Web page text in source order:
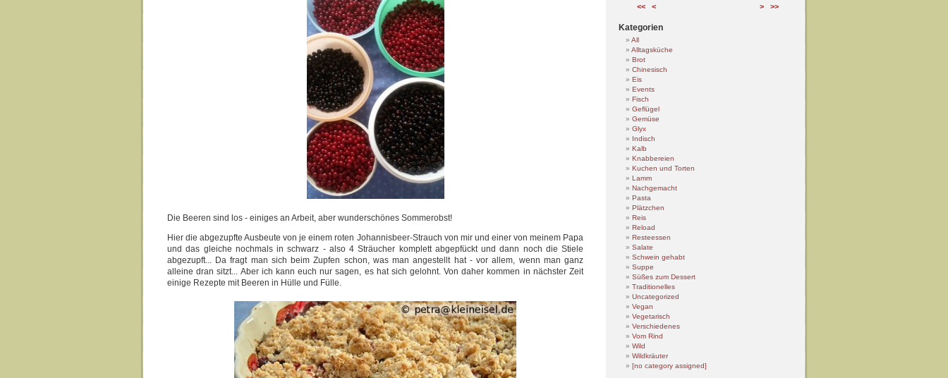
Die Beeren sind los - einiges an Arbeit, aber wunderschönes Sommerobst!
Hier die abgezupfte Ausbeute von je einem roten Johannisbeer-Strauch von mir und einer von meinem Papa
und das gleiche nochmals in schwarz - also 4 Sträucher komplett abgepfückt und dann noch die Stiele
abgezupft... Da fragt man sich beim Zupfen schon, was man angestellt hat - vor allem, wenn man ganz
alleine dran sitzt... Aber ich kann euch nur sagen, es hat sich gelohnt. Von daher kommen in nächster Zeit
einige Rezepte mit Beeren in Hülle und Fülle.
<< < > >>
Kategorien
All
Alltagsküche
Brot
Chinesisch
Eis
Events
Fisch
Geflügel
Gemüse
Glyx
Indisch
Kalb
Knabbereien
Kuchen und Torten
Lamm
Nachgemacht
Pasta
Plätzchen
Reis
Reload
Resteessen
Salate
Schwein gehabt
Suppe
Süßes zum Dessert
Traditionelles
Uncategorized
Vegan
Vegetarisch
Verschiedenes
Vom Rind
Wild
Wildkräuter
[no category assigned]